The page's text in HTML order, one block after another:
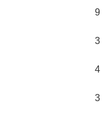
9
3
4
3